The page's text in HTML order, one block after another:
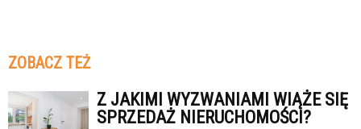
ZOBACZ TEŻ
Z JAKIMI WYZWANIAMI WIĄŻE SIĘ
SPRZEDAŻ NIERUCHOMOŚCI?